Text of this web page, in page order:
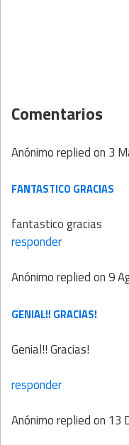
Comentarios
Anónimoreplied on 3
FANTASTICO GRACIAS
fantastico gracias
responder
Anónimoreplied on9
GENIAL!! GRACIAS!
Genial!! Gracias!
responder
Anónimoreplied on 13